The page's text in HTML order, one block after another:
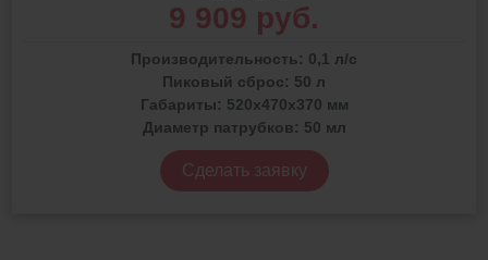
9 909 руб.
Производительность: 0,1 л/с
Пиковый сброс: 50 л
Габариты: 520х470х370 мм
Диаметр патрубков: 50 мл
Сделать заявку